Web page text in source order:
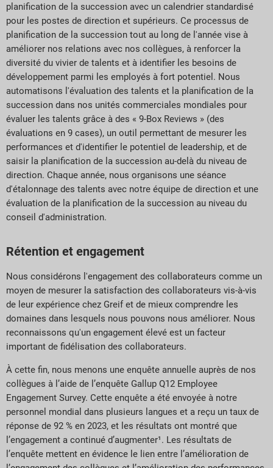
planification de la succession avec un calendrier standardisé
pour les postes de direction et supérieurs. Ce processus de
planification de la succession tout au long de l'année vise à
améliorer nos relations avec nos collègues, à renforcer la
diversité du vivier de talents et à identifier les besoins de
développement parmi les employés à fort potentiel. Nous
automatisons l'évaluation des talents et la planification de la
succession dans nos unités commerciales mondiales pour
évaluer les talents grâce à des « 9-Box Reviews » (des
évaluations en 9 cases), un outil permettant de mesurer les
performances et d'identifier le potentiel de leadership, et de
saisir la planification de la succession au-delà du niveau de
direction. Chaque année, nous organisons une séance
d'étalonnage des talents avec notre équipe de direction et une
évaluation de la planification de la succession au niveau du
conseil d'administration.
Rétention et engagement
Nous considérons l'engagement des collaborateurs comme un
moyen de mesurer la satisfaction des collaborateurs vis-à-vis
de leur expérience chez Greif et de mieux comprendre les
domaines dans lesquels nous pouvons nous améliorer. Nous
reconnaissons qu'un engagement élevé est un facteur
important de fidélisation des collaborateurs.
À cette fin, nous menons une enquête annuelle auprès de nos
collègues à l’aide de l’enquête Gallup Q12 Employee
Engagement Survey. Cette enquête a été envoyée à notre
personnel mondial dans plusieurs langues et a reçu un taux de
réponse de 92 % en 2023, et les résultats ont montré que
l’engagement a continué d’augmenter¹. Les résultats de
l’enquête mettent en évidence le lien entre l’amélioration de